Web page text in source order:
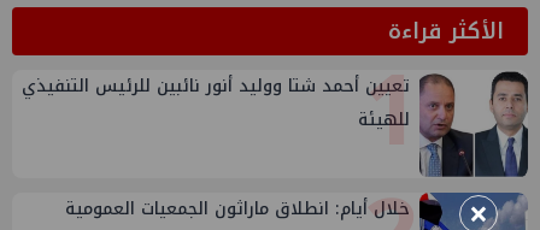
الأكثر قراءة1
تعيين أحمد شتا ووليد أنور نائبين للرئيس التنفيذي
للهيئة
خلال أيام: انطلاق ماراثون الجمعيات العمومية
×